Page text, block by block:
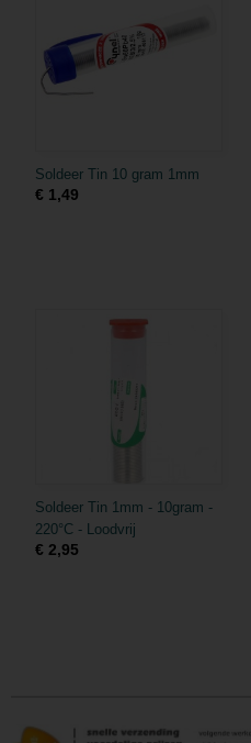
Soldeer Tin 10 gram 1mm
€ 1,49
Soldeer Tin 1mm - 10gram -
220°C - Loodvrij
€ 2,95